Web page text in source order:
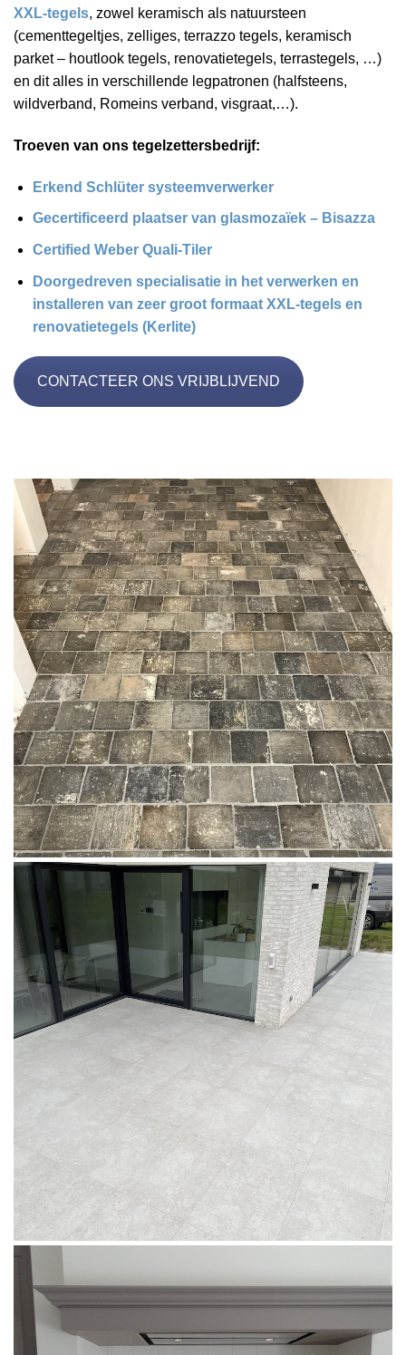
XXL-tegels, zowel keramisch als natuursteen
(cementtegeltjes, zelliges, terrazzo tegels, keramisch
parket – houtlook tegels, renovatietegels, terrastegels, …)
en dit alles in verschillende legpatronen (halfsteens,
wildverband, Romeins verband, visgraat,…).
Troeven van ons tegelzettersbedrijf:
Erkend Schlüter systeemverwerker
Gecertificeerd plaatser van glasmozaïek – Bisazza
Certified Weber Quali-Tiler
Doorgedreven specialisatie in het verwerken en
installeren van zeer groot formaat XXL-tegels en
renovatietegels (Kerlite)
CONTACTEER ONS VRIJBLIJVEND